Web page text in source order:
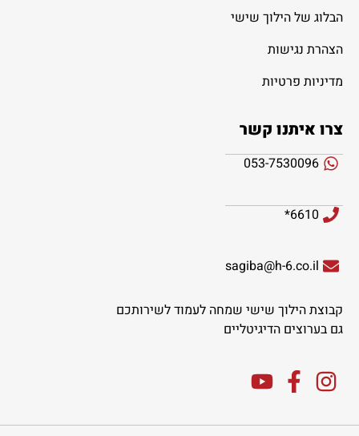
הבלוג של הילוך שישי
הצהרת נגישות
מדיניות פרטיות
צרו איתנו קשר
053-7530096
6610*
sagiba@h-6.co.il
קבוצת הילוך שישי שמחה לעמוד לשירותכם
גם בערוצים הדיגיטליים